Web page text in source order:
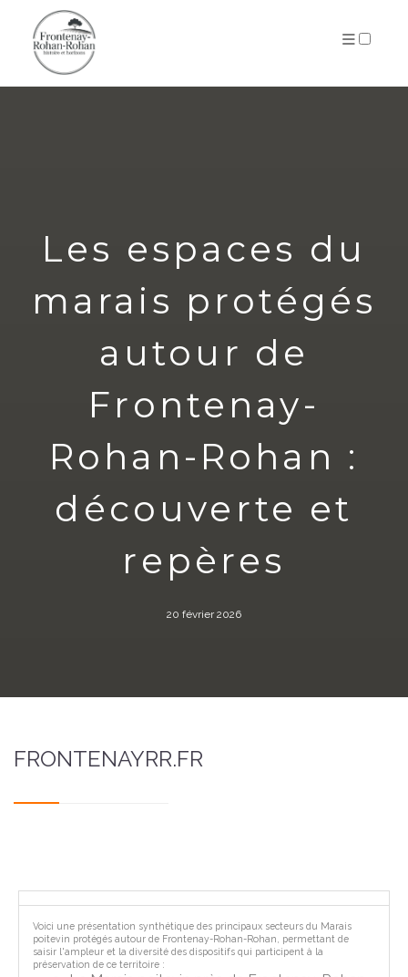
Les espaces du
marais protégés
autour de
Frontenay-
Rohan-Rohan :
découverte et
repères
20 février 2026
FRONTENAYRR.FR
Voici une présentation synthétique des principaux secteurs du Marais
poitevin protégés autour de Frontenay-Rohan-Rohan, permettant de
saisir l'ampleur et la diversité des dispositifs qui participent à la
préservation de ce territoire :